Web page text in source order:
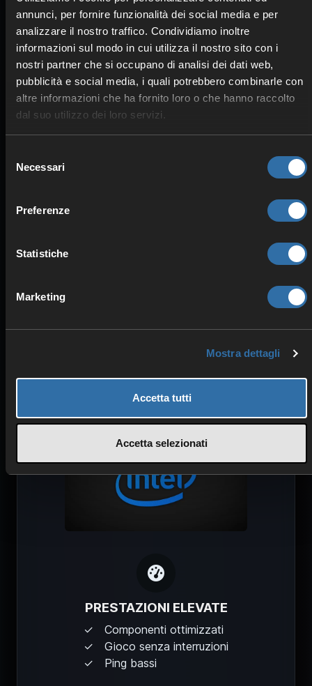
annunci, per fornire funzionalità dei social media e per
analizzare il nostro traffico. Condividiamo inoltre
informazioni sul modo in cui utilizza il nostro sito con i
nostri partner che si occupano di analisi dei dati web,
pubblicità e social media, i quali potrebbero combinarle con
altre informazioni che ha fornito loro o che hanno raccolto
dal suo utilizzo dei loro servizi.
delNecessari
Preferenze
Statistiche
Marketing
Mostra dettagli
Accetta tutti
Accetta selezionati
HARDWARE DI ALTA QUALITÀ
CPU Intel & AMD
SICUREZZA & PROTEZIONE
Alta stabilità
PRESTAZIONI ELEVATE
Componenti ottimizzati
Gioco senza interruzioni
Ping bassi